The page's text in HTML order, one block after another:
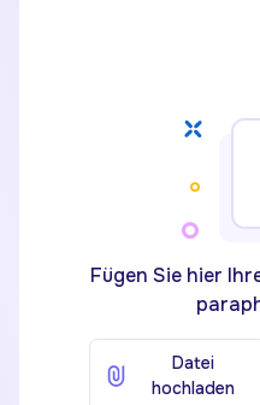
Fügen Sie hier
Datei
hochladen